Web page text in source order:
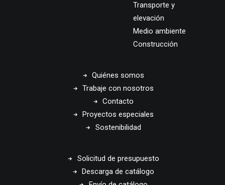
Transporte y
elevación
Medio ambiente
Construcción
Quiénes somos
Trabaje con nosotros
Contacto
Proyectos especiales
Sostenibilidad
Solicitud de presupuesto
Descarga de catálogo